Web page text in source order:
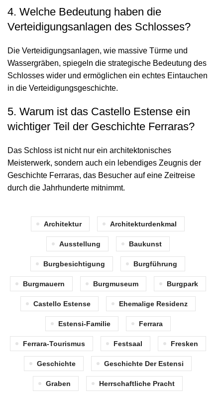
4. Welche Bedeutung haben die
Verteidigungsanlagen des Schlosses?
Die Verteidigungsanlagen, wie massive Türme und
Wassergräben, spiegeln die strategische Bedeutung des
Schlosses wider und ermöglichen ein echtes Eintauchen
in die Verteidigungsgeschichte.
5. Warum ist das Castello Estense ein
wichtiger Teil der Geschichte Ferraras?
Das Schloss ist nicht nur ein architektonisches
Meisterwerk, sondern auch ein lebendiges Zeugnis der
Geschichte Ferraras, das Besucher auf eine Zeitreise
durch die Jahrhunderte mitnimmt.
Architektur Architekturdenkmal
Ausstellung Baukunst
Burgbesichtigung Burgführung
Burgmauern Burgmuseum Burgpark
Castello Estense Ehemalige Residenz
Estensi-Familie Ferrara
Ferrara-Tourismus Festsaal Fresken
Geschichte Geschichte Der Estensi
Graben Herrschaftliche Pracht